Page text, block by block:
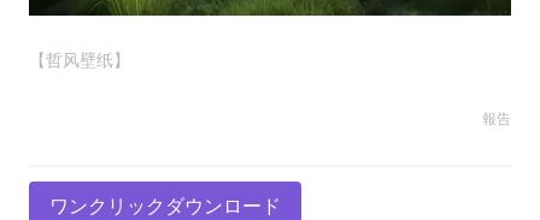
【哲风壁纸】
報告
ワンクリックダウンロード